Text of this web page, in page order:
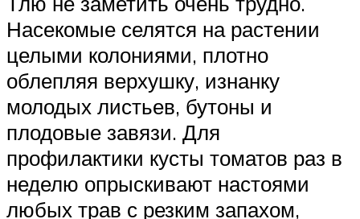
Насекомые селятся на растении
целыми колониями, плотно
облепляя верхушку, изнанку
молодых листьев, бутоны и
плодовые завязи. Для
профилактики кусты томатов раз в
неделю опрыскивают настоями
любых трав с резким запахом,